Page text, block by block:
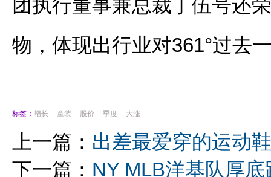
团执行董事兼总裁丁伍号还
物，体现出行业对361°过去
标签： 增长 童装 股价 季度 大涨
上一篇： 出差最爱穿的运动
下一篇： NY MLB洋基队厚